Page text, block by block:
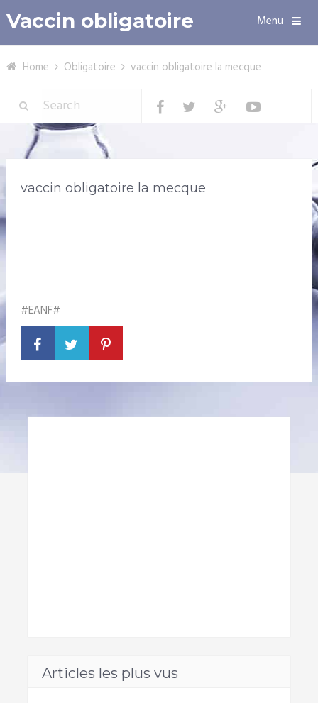
Vaccin obligatoire Menu
Home Obligatoire vaccin obligatoire la mecque
vaccin obligatoire la mecque
#EANF#
Articles les plus vus